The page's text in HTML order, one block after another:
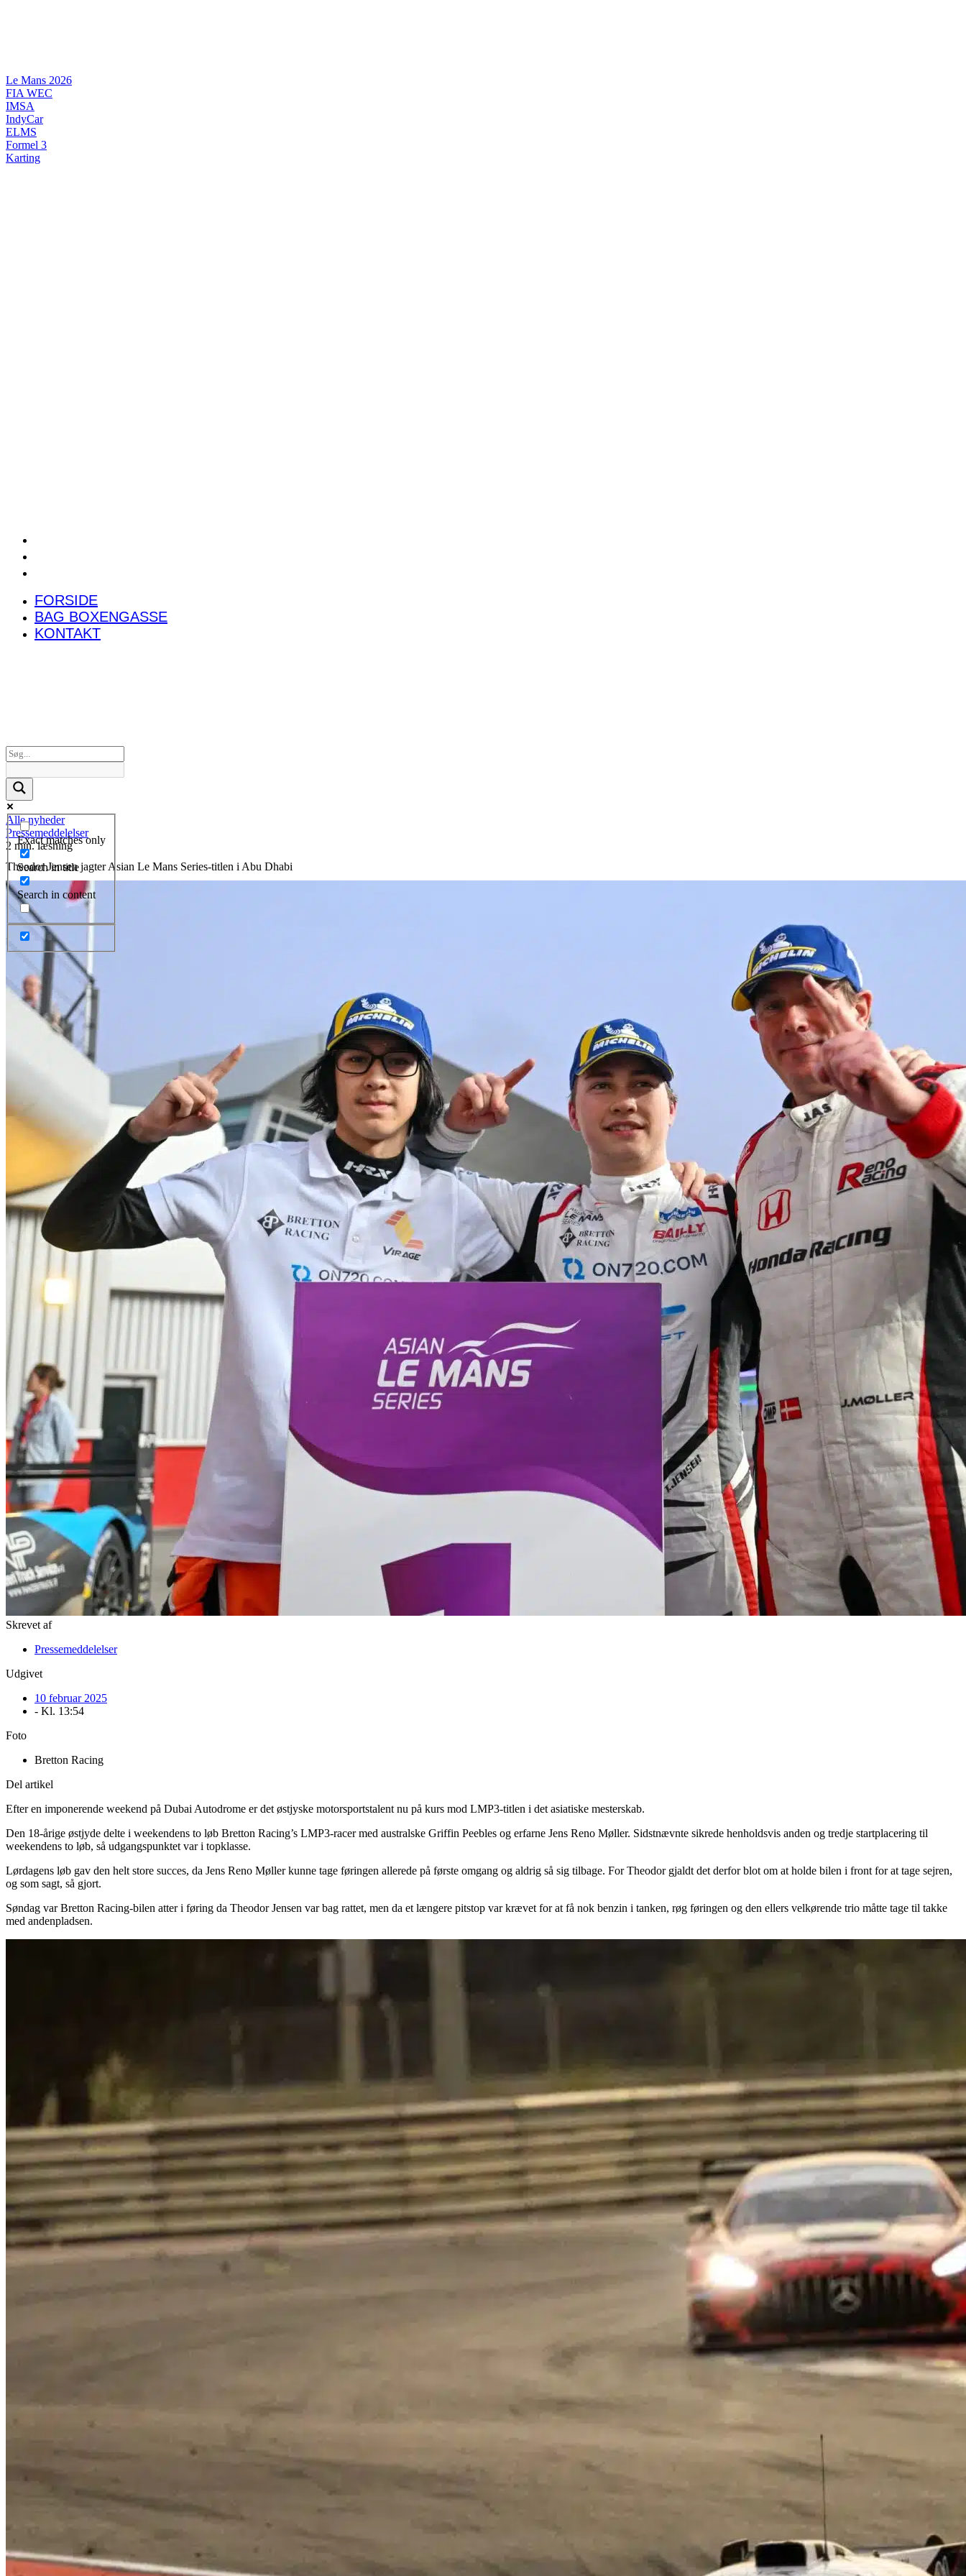
Le Mans 2026
FIA WEC
IMSA
IndyCar
ELMS
Formel 3
Karting
FORSIDE
BAG BOXENGASSE
KONTAKT
Exact matches only
Search in title
Search in content
Alle nyheder
Pressemeddelelser
2 min. læsning
Theodor Jensen jagter Asian Le Mans Series-titlen i Abu Dhabi
Skrevet af
Pressemeddelelser
Udgivet
10 februar 2025
- Kl. 13:54
Foto
Bretton Racing
Del artikel
Efter en imponerende weekend på Dubai Autodrome er det østjyske motorsportstalent nu på kurs mod LMP3-titlen i det asiatiske mesterskab.
Den 18-årige østjyde delte i weekendens to løb Bretton Racing’s LMP3-racer med australske Griffin Peebles og erfarne Jens Reno Møller. Sidstnævnte sikrede henholdsvis anden og tredje startplacering til
weekendens to løb, så udgangspunktet var i topklasse.
Lørdagens løb gav den helt store succes, da Jens Reno Møller kunne tage føringen allerede på første omgang og aldrig så sig tilbage. For Theodor gjaldt det derfor blot om at holde bilen i front for at tage sejren,
og som sagt, så gjort.
Søndag var Bretton Racing-bilen atter i føring da Theodor Jensen var bag rattet, men da et længere pitstop var krævet for at få nok benzin i tanken, røg føringen og den ellers velkørende trio måtte tage til takke
med andenpladsen.